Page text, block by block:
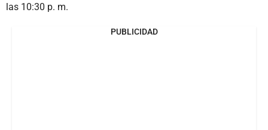
las 10:30 p. m.
PUBLICIDAD